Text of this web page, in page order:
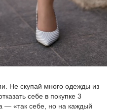
Не скупай много одежды из
себе в покупке 3
— «так себе, но на каждый